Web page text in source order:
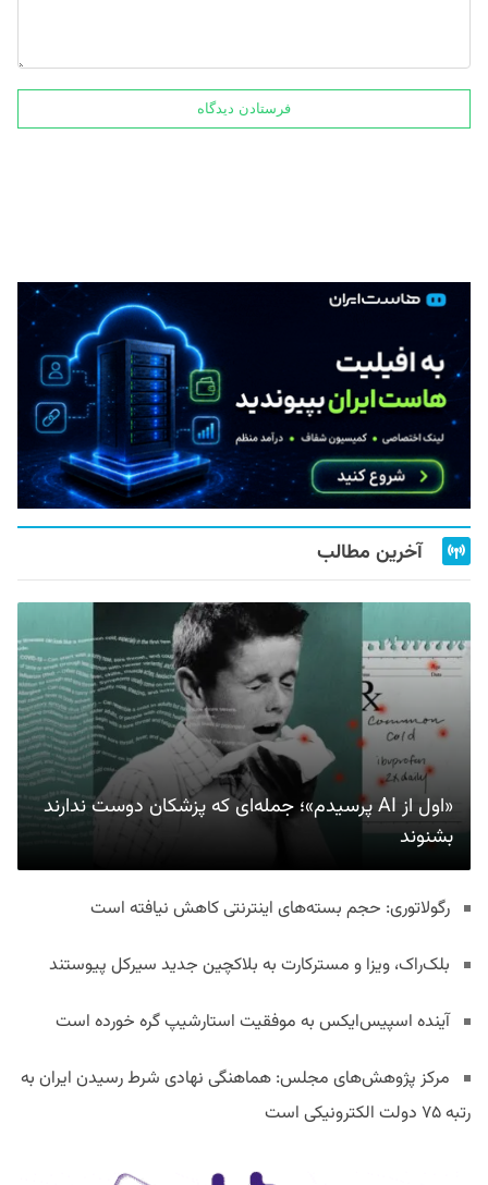
آخرین مطالب
«اول از AI پرسیدم»؛ جمله‌ای که پزشکان دوست ندارند
بشنوند
رگولاتوری: حجم بسته‌های اینترنتی کاهش نیافته است
بلک‌راک، ویزا و مسترکارت به بلاکچین جدید سیرکل پیوستند
آینده اسپیس‌ایکس به موفقیت استارشیپ گره خورده است
مرکز پژوهش‌های مجلس: هماهنگی نهادی شرط رسیدن ایران به
رتبه ۷۵ دولت الکترونیکی است